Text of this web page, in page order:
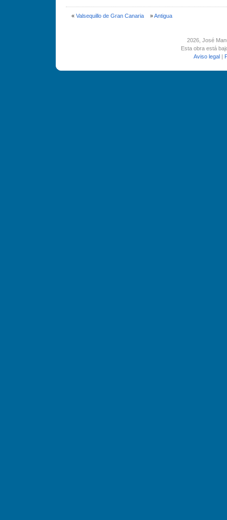
« Valsequillo de Gran Canaria»Antigua
2026, José
Esta obra está
Aviso legal |